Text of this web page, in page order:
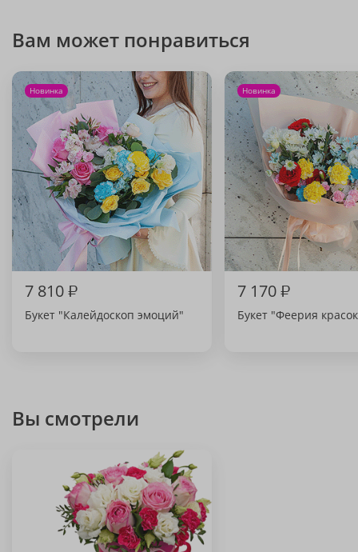
Вам может понравиться
Новинка
7 810₽
Букет "Калейдоскоп эмоций"
Новинка
7 170₽
Букет "Феерия
Вы смотрели